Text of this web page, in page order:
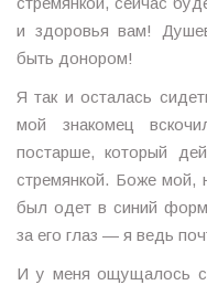
и здоровья вам!
быть донором!
Я так и осталась
мой знакомец
постарше, который
стремянкой. Боже мой,
был одет в синий
за его глаз — я ведь
И у меня ощущалось